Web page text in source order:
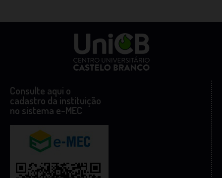
Consulte aqui o
cadastro da instituição
no sistema e-MEC